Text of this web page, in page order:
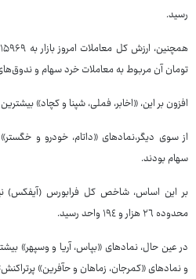
رسید.
تومان آن مربوط به معاملات خرد سهام و
افزون بر این، «اخابر، فملی، شپنا و کچاد»
از سوی دیگر،نمادهای «داتام، خودرو و خگستر»
سهام بودند.
محدوده ٢٦ هزار و ١٩٤ واحد رسید.
در عین حال، نمادهای «بپاس، آریا و وسپهر»
و نمادهای «کمرجان، زماهان و حآفرین»